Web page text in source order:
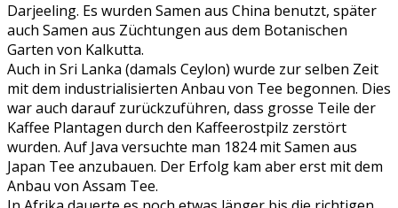
Darjeeling. Es wurden Samen aus China benutzt, später
auch Samen aus Züchtungen aus dem Botanischen
Garten von Kalkutta.
Auch in Sri Lanka (damals Ceylon) wurde zur selben Zeit
mit dem industrialisierten Anbau von Tee begonnen. Dies
war auch darauf zurückzuführen, dass grosse Teile der
Kaffee Plantagen durch den Kaffeerostpilz zerstört
wurden. Auf Java versuchte man 1824 mit Samen aus
Japan Tee anzubauen. Der Erfolg kam aber erst mit dem
Anbau von Assam Tee.